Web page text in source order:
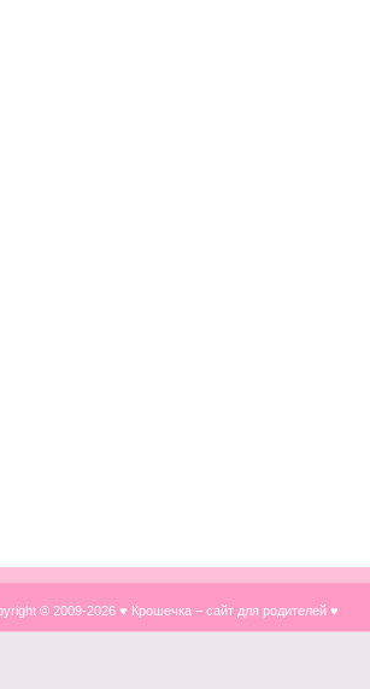
© 2009-2026 ♥ Крошечка – сайт для родителей ♥